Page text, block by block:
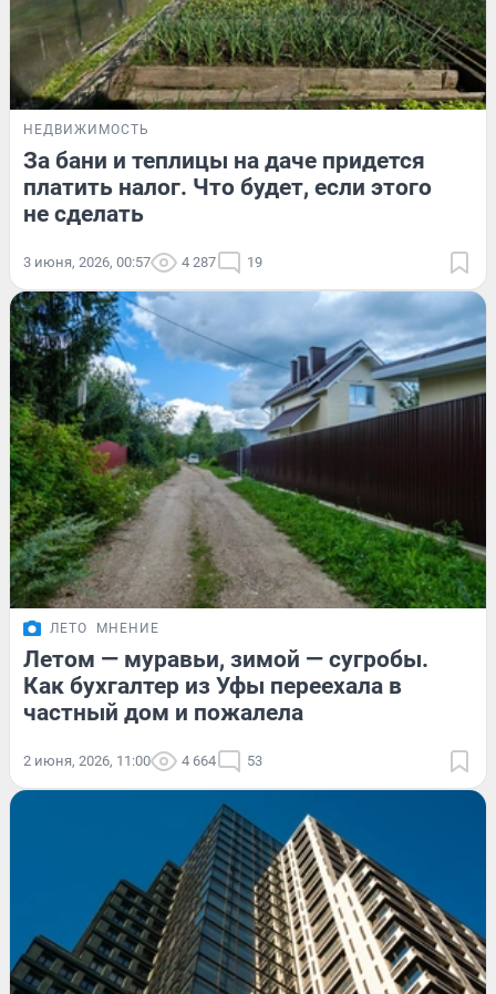
НЕДВИЖИМОСТЬ
За бани и теплицы на даче придется
платить налог. Что будет, если этого
не сделать
3 июня, 2026, 00:57 4 287 19
ЛЕТО МНЕНИЕ
Летом — муравьи, зимой — сугробы.
Как бухгалтер из Уфы переехала в
частный дом и пожалела
2 июня, 2026, 11:00 4 664 53